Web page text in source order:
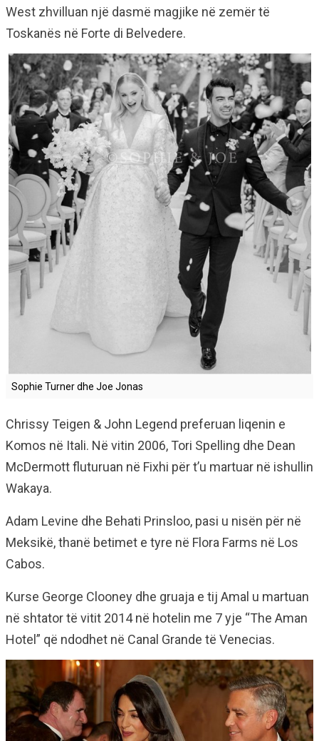
West zhvilluan një dasmë magjike në zemër të
Toskanës në Forte di Belvedere.
Sophie Turner dhe Joe Jonas
Chrissy Teigen & John Legend preferuan liqenin e
Komos në Itali. Në vitin 2006, Tori Spelling dhe Dean
McDermott fluturuan në Fixhi për t’u martuar në ishullin
Wakaya.
Adam Levine dhe Behati Prinsloo, pasi u nisën për në
Meksikë, thanë betimet e tyre në Flora Farms në Los
Cabos.
Kurse George Clooney dhe gruaja e tij Amal u martuan
në shtator të vitit 2014 në hotelin me 7 yje “The Aman
Hotel” që ndodhet në Canal Grande të Venecias.